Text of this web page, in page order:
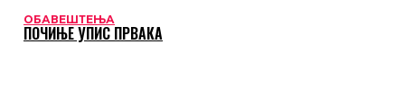
ОБАВЕШТЕЊА
ПОЧИЊЕ УПИС ПРВАКА